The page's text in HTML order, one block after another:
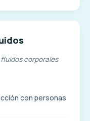
corporales
con personas